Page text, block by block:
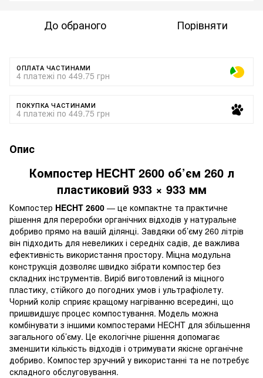
До обраного Порівняти
ОПЛАТА ЧАСТИНАМИ
4 платежі по 449.75 грн
ПОКУПКА ЧАСТИНАМИ
4 платежі по 449.75 грн
Опис
Компостер HECHT 2600 об’єм 260 л
пластиковий 933 × 933 мм
Компостер HECHT 2600 — це компактне та практичне
рішення для переробки органічних відходів у натуральне
добриво прямо на вашій ділянці. Завдяки об’єму 260 літрів
він підходить для невеликих і середніх садів, де важлива
ефективність використання простору. Міцна модульна
конструкція дозволяє швидко зібрати компостер без
складних інструментів. Виріб виготовлений із міцного
пластику, стійкого до погодних умов і ультрафіолету.
Чорний колір сприяє кращому нагріванню всередині, що
пришвидшує процес компостування. Модель можна
комбінувати з іншими компостерами HECHT для збільшення
загального об’єму. Це екологічне рішення допомагає
зменшити кількість відходів і отримувати якісне органічне
добриво. Компостер зручний у використанні та не потребує
складного обслуговування.